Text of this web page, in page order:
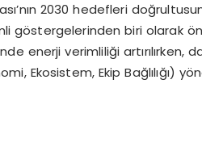
2030 hedefleri
göstergelerinden biri olarak
enerji verimliliği artırılırken,
Ekosistem, Ekip Bağlılığı)